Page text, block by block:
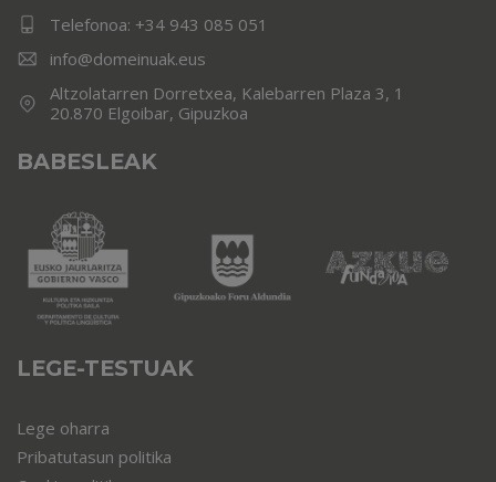
Telefonoa: +34 943 085 051
info@domeinuak.eus
Altzolatarren Dorretxea, Kalebarren Plaza 3, 1
20.870 Elgoibar, Gipuzkoa
BABESLEAK
LEGE-TESTUAK
Lege oharra
Pribatutasun politika